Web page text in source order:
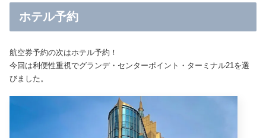
ホテル予約
航空券予約の次はホテル予約！
今回は利便性重視でグランデ・センターポイント・ターミナル21を選
びました。